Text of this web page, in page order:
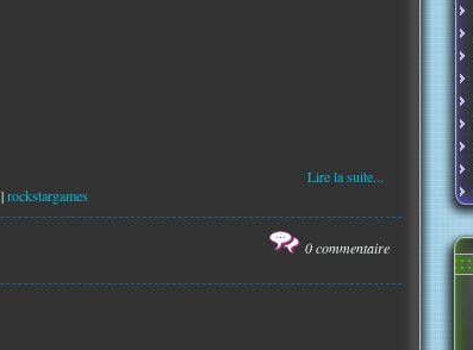
Lire la suite...
|rockstargames
0 commentaire